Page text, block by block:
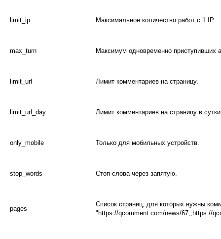
limit_ip Максимальное количество работ c 1 IP.
max_turn Максимум одновременно приступивших
limit_url Лимит комментариев на страницу.
limit_url_day Лимит комментариев на страницу в
only_mobile Только для мобильных устройств.
stop_words Стоп-слова через запятую.
pages
Список страниц, для которых нужны
"https://qcomment.com/news/67;;https://